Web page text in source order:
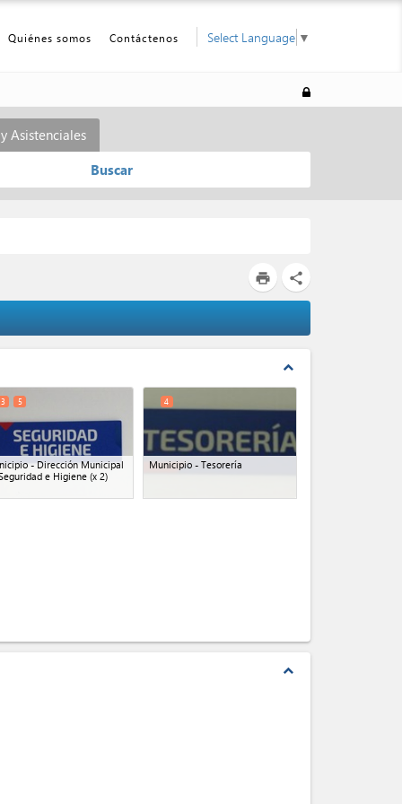
Quiénes somos Contáctenos Select Language ▼
Asistenciales
Buscar
print share
expand_less
- Dirección Municipal
e Higiene (x 2)
3 5
Municipio - Tesorería
4
expand_less